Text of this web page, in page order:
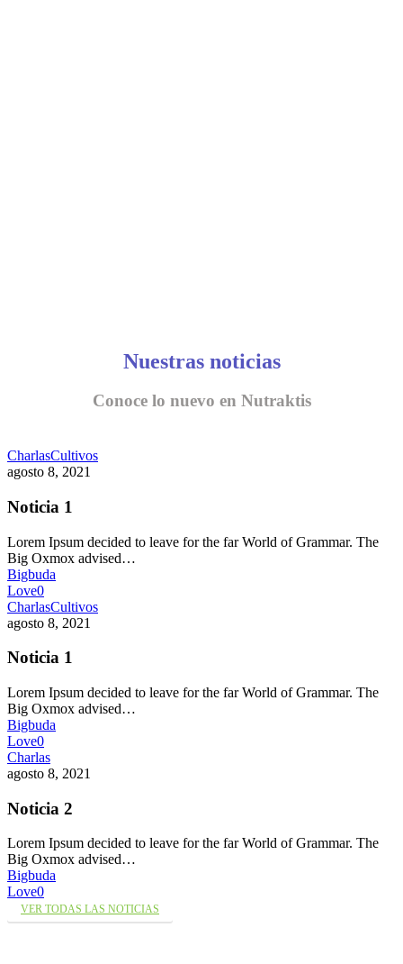
Nuestras noticias
Conoce lo nuevo en Nutraktis
CharlasCultivos
agosto 8, 2021
Noticia 1
Lorem Ipsum decided to leave for the far World of Grammar. The
Big Oxmox advised…
Bigbuda
Love0
CharlasCultivos
agosto 8, 2021
Noticia 1
Lorem Ipsum decided to leave for the far World of Grammar. The
Big Oxmox advised…
Bigbuda
Love0
Charlas
agosto 8, 2021
Noticia 2
Lorem Ipsum decided to leave for the far World of Grammar. The
Big Oxmox advised…
Bigbuda
Love0
VER TODAS LAS NOTICIAS